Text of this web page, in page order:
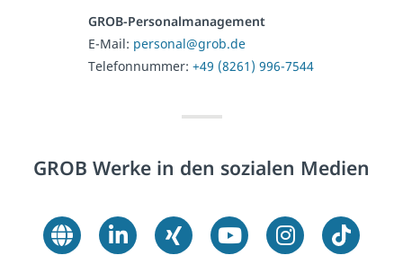
GROB-Personalmanagement
E-Mail: personal@grob.de
Telefonnummer: +49 (8261) 996-7544
GROB Werke in den sozialen Medien